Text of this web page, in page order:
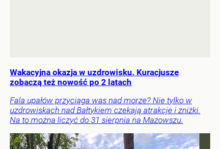
Wakacyjna okazja w uzdrowisku. Kuracjusze
zobaczą też nowość po 2 latach
Fala upałów przyciąga was nad morze? Nie tylko w
uzdrowiskach nad Bałtykiem czekają atrakcje i zniżki.
Na to można liczyć do 31 sierpnia na Mazowszu.